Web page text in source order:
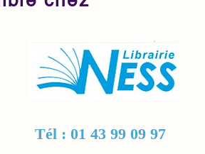
Tél : 01 43 99 09 97